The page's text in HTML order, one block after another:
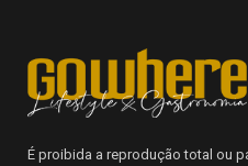
É proibida a reprodução total ou